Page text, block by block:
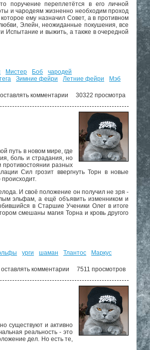
поручение переплетётся в его личной
и чародеям жизненно необходим проход
ему назначил Совет, а в противном
Элейн, неожиданные покушения, все
Испытание и выжить, а также в очередной
Мистер Боб
чародей
Зимние фейри Летние фейри
Мэб
Дрездена" - 4)
комментарии 30322 просмотра
путь в новом мире, где
боль и страдания, но
противостоянии разных
Сил грозит ввергнуть Торн в новые
И своё положение он получил не зря -
эльфам, а ещё объявить изменником и
в Старшие Ученики Олег в итоге
смешаны магия Торна и кровь другого
урги шаман Тлантос
Маркус
("Дорога домой" - 2)
комментарии 7511 просмотров
существуют и активно
реальность - это
дел. Но есть те,